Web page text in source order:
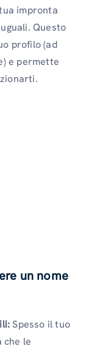
impronta
Questo
profilo (ad
e permette
un nome
Spesso il tuo
che le